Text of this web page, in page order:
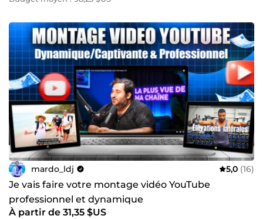
Touchez des millions de personnes.
Augmentez l'engagementde votre communauté, etc.
📩 #Travaillons ensemble !
Si vous avez lu jusqu'ici je suppose que vous êtes prêt à
transformer vos idées en chef-d'œuvre visuel, alors
contactez-moi dès maintenant pour voir vos vidéos faire
la différence sans pression !
À vous de jouer ;) A très vite, Mardochée !
mardo_ldj 5,0 (16)
Je vais faire votre montage vidéo YouTube
professionnel et dynamique
À partir de 31,35 $US